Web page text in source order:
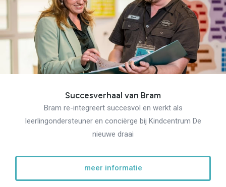
Succesverhaal van Bram
Bram re-integreert succesvol en werkt als
leerlingondersteuner en conciërge bij Kindcentrum De
nieuwe draai
meer informatie